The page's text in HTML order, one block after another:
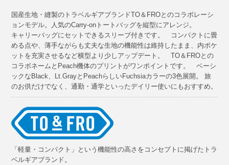
国産生地・縫製のトラベルギアブランドTO＆FROとのコラボレーシ
ョンモデル。人気のCarry-onトートバッグを縦型にアレンジ。
キャリーバッグにセットできるスリーブ付きです。 コンパクトに畳
める点や、薄手ながらも丈夫な生地の機能性は維持したまま、内ポケ
ットを充実させるなど横型より少しアップデート。 TO＆FROとの
コラボネームとPeach機体のプリントがワンポイントです。 ベーシ
ックなBlack、Lt.GrayとPeachらしいFuchsiaカラーの3色展開。 旅
のお供だけでなく、通勤・通学といったデイリー使いにもおすすめ。
「軽量・コンパクト」という機能性の高さをコンセプトに掲げたトラ
ベルギアブランド。